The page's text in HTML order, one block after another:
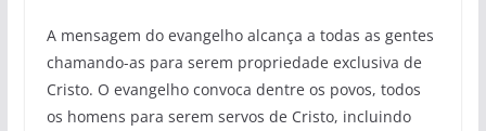
A mensagem do evangelho alcança a todas as gentes
chamando-as para serem propriedade exclusiva de
Cristo. O evangelho convoca dentre os povos, todos
os homens para serem servos de Cristo, incluindo